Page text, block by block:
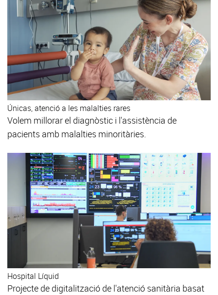
Únicas, atenció a les malalties rares
Volem millorar el diagnòstic i l'assistència de
pacients amb malalties minoritàries.
Hospital Líquid
Projecte de digitalització de l'atenció sanitària basat